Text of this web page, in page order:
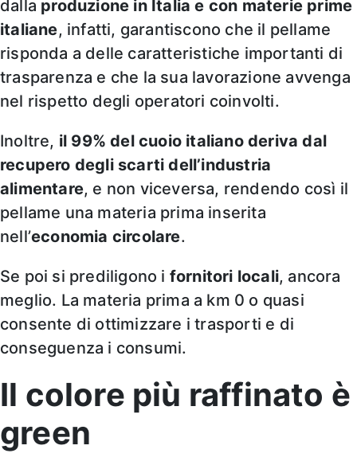
dalla produzione in Italia e con materie prime
italiane, infatti, garantiscono che il pellame
risponda a delle caratteristiche importanti di
trasparenza e che la sua lavorazione avvenga
nel rispetto degli operatori coinvolti.
Inoltre, il 99% del cuoio italiano deriva dal
recupero degli scarti dell’industria
alimentare, e non viceversa, rendendo così il
pellame una materia prima inserita
nell’economia circolare.
Se poi si prediligono i fornitori locali, ancora
meglio. La materia prima a km 0 o quasi
consente di ottimizzare i trasporti e di
conseguenza i consumi.
Il colore più raffinato è
green